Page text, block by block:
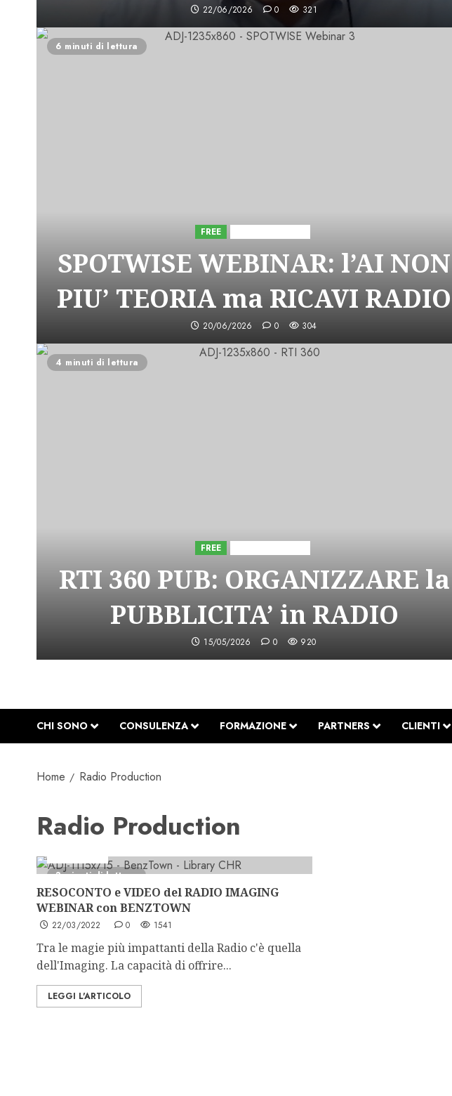
22/06/2026 0 321
6 minuti di lettura
FREE
SPOTWISE WEBINAR: l’AI NON
PIU’ TEORIA ma RICAVI RADIO
20/06/2026 0 304
4 minuti di lettura
FREE
RTI 360 PUB: ORGANIZZARE la
PUBBLICITA’ in RADIO
15/05/2026 0 920
CHI SONO CONSULENZA FORMAZIONE PARTNERS CLIENTI
Home Radio Production
Radio Production
3 minuti di lettura
RESOCONTO e VIDEO del RADIO IMAGING
WEBINAR con BENZTOWN
22/03/2022 0 1541
Tra le magie più impattanti della Radio c'è quella
dell'Imaging. La capacità di offrire...
LEGGI L'ARTICOLO